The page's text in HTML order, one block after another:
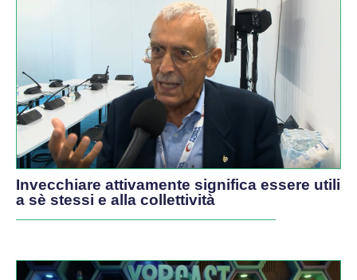
Invecchiare attivamente significa essere utili
a sè stessi e alla collettività